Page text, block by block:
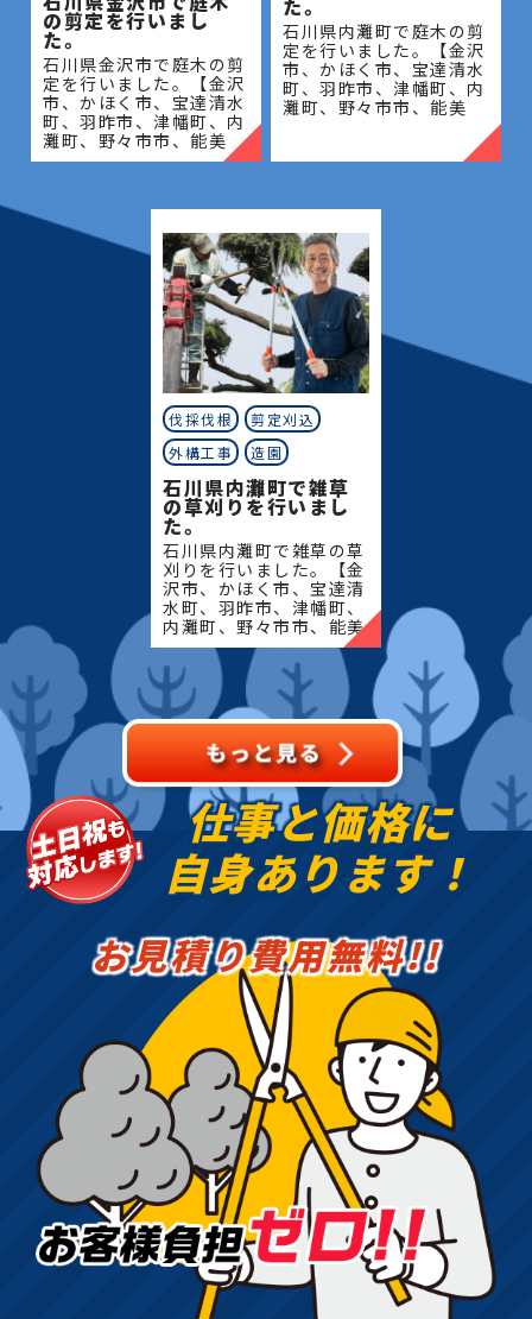
の剪定を行いまし
た。
石川県金沢市で庭木の剪
定を行いました。【金沢
市、かほく市、宝達清水
町、羽昨市、津幡町、内
灘町、野々市市、能美
市、川北町、小松市、白
島市、能登町、珠州市】
地域密
た。
石川県内灘町で庭木の剪
定を行いました。【金沢
市、かほく市、宝達清水
町、羽昨市、津幡町、内
灘町、野々市市、能美
市、志賀町、穴水町、輪
伐採伐根
剪定刈込
外構工事
造園
石川県内灘町で雑草
の草刈りを行いまし
た。
石川県内灘町で雑草の草
刈りを行いました。【金
沢市、かほく市、宝達清
水町、羽昨市、津幡町、
内灘町、野々市市、能美
市、川北町、小松市、白
山市、中能登町、七尾
市、志賀町、穴水町、輪
島市、能登町、珠州市】
地域
仕事と価格に
自身あります！
お見積り費用無料!!